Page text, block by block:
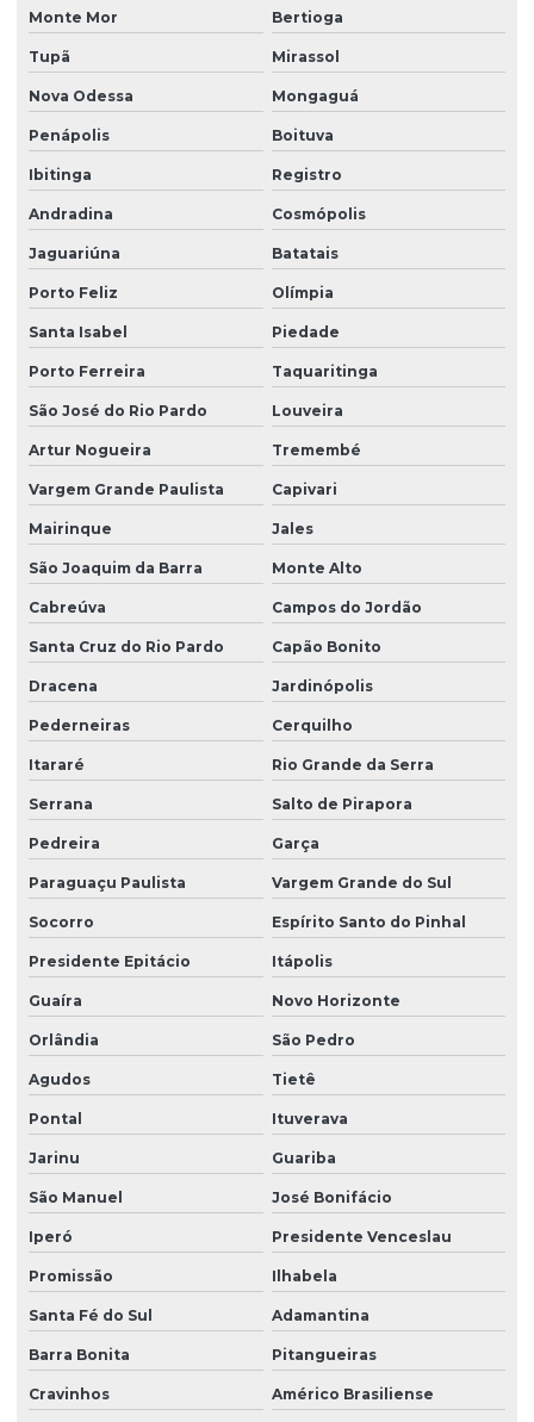
Gestão e planejamento de obras
Gestão de projetos engenharia civil
Inspeção de fachada
Instalação de forro valor
Laudo de entrega de imóveis
Laudo estrutural valor
Laudo de inspeção predial
Laudo de reforma valor
Laudo técnico de construção civil
Laudo técnico estrutural valor
Laudo técnico de inspeção predial
Laudo técnico preliminar valor
Manutenção de condomínio em campinas
Manutenção estrutural em campinas
Orçamento empresa de engenharia civil
Orçamento de inspeção de fachada
Orçamento de obra em campinas
Orçamento pintor profissional
Orçamento de pintura de predio
Orçamento de reforma
Orçamento de reforma em campinas
Orçamento de reforma residencial
Perícia de insalubridade
Perícia de periculosidade
Pintor profissional
Pintor profissional em campinas
Pintor residencial e predial
Pintura em cimento queimado valor
Pintura comercial orçamento
Monte Mor Bertioga
Tupã Mirassol
Nova Odessa Mongaguá
Penápolis Boituva
Ibitinga Registro
Andradina Cosmópolis
Jaguariúna Batatais
Porto Feliz Olímpia
Santa Isabel Piedade
Porto Ferreira Taquaritinga
São José do Rio Pardo Louveira
Artur Nogueira Tremembé
Vargem Grande Paulista Capivari
Mairinque Jales
São Joaquim da Barra Monte Alto
Cabreúva Campos do Jordão
Santa Cruz do Rio Pardo Capão Bonito
Dracena Jardinópolis
Pederneiras Cerquilho
Itararé Rio Grande da Serra
Serrana Salto de Pirapora
Pedreira Garça
Paraguaçu Paulista Vargem Grande do Sul
Socorro Espírito Santo do Pinhal
Presidente Epitácio Itápolis
Guaíra Novo Horizonte
Orlândia São Pedro
Agudos Tietê
Pontal Ituverava
Jarinu Guariba
São Manuel José Bonifácio
Iperó Presidente Venceslau
Promissão Ilhabela
Santa Fé do Sul Adamantina
Barra Bonita Pitangueiras
Cravinhos Américo Brasiliense